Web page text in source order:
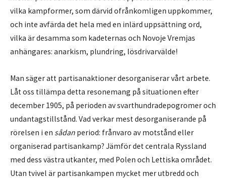
vilka kampformer, som därvid ofrånkomligen uppkommer,
och inte avfärda det hela med en inlärd uppsättning ord,
vilka är desamma som kadeternas och Novoje Vremjas
anhängares: anarkism, plundring, lösdrivarvälde!
Man säger att partisanaktioner desorganiserar vårt arbete.
Låt oss tillämpa detta resonemang på situationen efter
december 1905, på perioden av svarthundradepogromer och
undantagstillstånd. Vad verkar mest desorganiserande på
rörelsen i en sådan period: frånvaro av motstånd eller
organiserad partisankamp? Jämför det centrala Ryssland
med dess västra utkanter, med Polen och Lettiska området.
Utan tvivel är partisankampen mycket mer utbredd och